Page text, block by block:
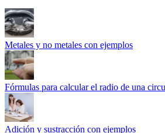
Metales y no metales con ejemplos
Fórmulas para calcular el radio de una
Adición y sustracción con ejemplos